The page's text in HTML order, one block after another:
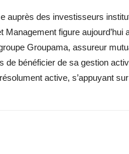
auprès des investisseurs
Management figure
Groupama, assureur
de bénéficier de sa gestion
active, s’appuyant